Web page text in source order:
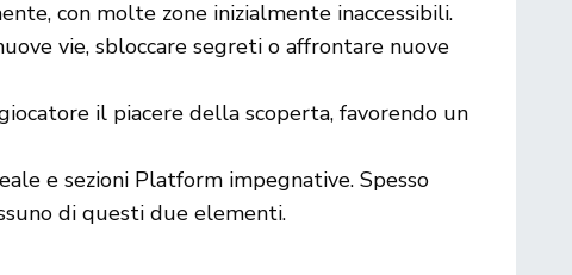
con molte zone inizialmente inaccessibili.
vie, sbloccare segreti o affrontare nuove
il piacere della scoperta, favorendo un
e sezioni Platform impegnative. Spesso
di questi due elementi.